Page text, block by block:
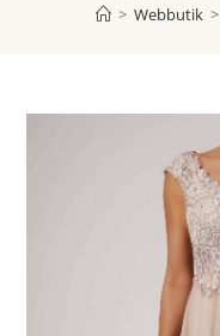
> Webbutik >